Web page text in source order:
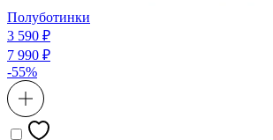
Полуботинки
3 590 ₽
7 990 ₽
-55%